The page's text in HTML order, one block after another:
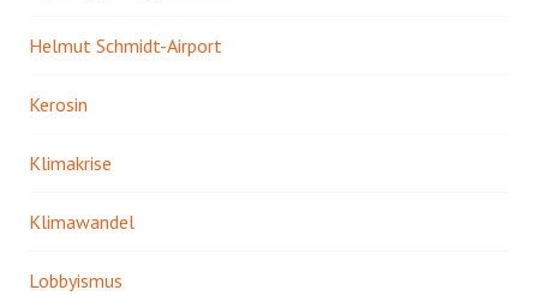
Helmut Schmidt-Airport
Kerosin
Klimakrise
Klimawandel
Lobbyismus